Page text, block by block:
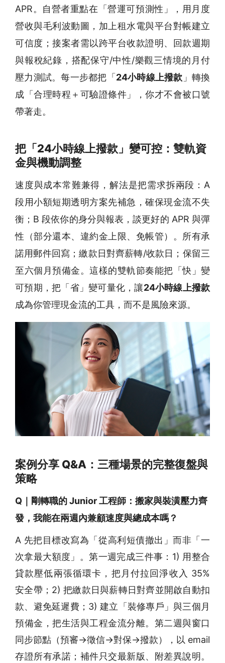
APR。自營者重點在「營運可預測性」，用月度
營收與毛利波動圖，加上租水電與平台對帳建立
可信度；接案者需以跨平台收款證明、回款週期
與報稅紀錄，搭配保守/中性/樂觀三情境的月付
壓力測試。每一步都把「24小時線上撥款 」轉換
成「合理時程＋可驗證條件」，你才不會被口號
帶著走。
把「24小時線上撥款」變可控：雙軌資
金與機動調整
速度與成本常難兼得，解法是把需求拆兩段：A
段用小額短期透明方案先補急，確保現金流不失
衡；B 段依你的身分與報表，談更好的 APR 與彈
性（部分還本、違約金上限、免帳管）。所有承
諾用郵件回寫；繳款日對齊薪轉/收款日；保留三
至六個月預備金。這樣的雙軌節奏能把「快」變
可預期，把「省」變可量化，讓24小時線上撥款
成為你管理現金流的工具，而不是風險來源。
案例分享 Q&A：三種場景的完整復盤與
策略
Q｜剛轉職的 Junior 工程師：搬家與裝潢壓力齊
發，我能在兩週內兼顧速度與總成本嗎？
A 先把目標改寫為「從高利短債撤出」而非「一
次拿最大額度」。第一週完成三件事：1) 用整合
貸款壓低兩張循環卡，把月付拉回淨收入 35%
安全帶；2) 把繳款日與薪轉日對齊並開啟自動扣
款、避免延遲費；3) 建立「裝修專戶」與三個月
預備金，把生活與工程金流分離。第二週與窗口
同步節點（預審→徵信→對保→撥款），以 email
存證所有承諾；補件只交最新版、附差異說明。